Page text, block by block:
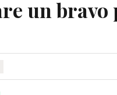
un